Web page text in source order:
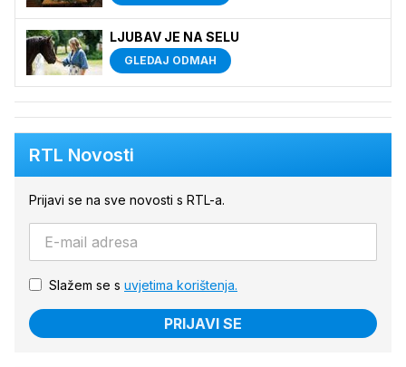
LJUBAV JE NA SELU
GLEDAJ ODMAH
RTL Novosti
Prijavi se na sve novosti s RTL-a.
Slažem se s uvjetima korištenja.
PRIJAVI SE